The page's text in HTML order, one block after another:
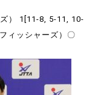
） 1[11-8, 5-11, 10-
ィッシャーズ）〇